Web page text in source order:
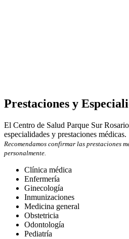
Prestaciones y
El Centro de Salud Parque Sur
especialidades y prestaciones médicas.
Recomendamos confirmar las prestaciones
personalmente.
Clínica médica
Enfermería
Ginecología
Inmunizaciones
Medicina general
Obstetricia
Odontología
Pediatría